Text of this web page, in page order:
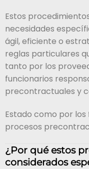
Estos
necesidades
ágil, eficiente o
reglas particulares
tanto por los
funcionarios
precontractuales y
Estado como por
procesos
¿Por qué estos
considerados